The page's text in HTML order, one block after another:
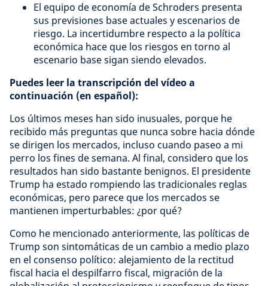
El equipo de economía de Schroders presenta
sus previsiones base actuales y escenarios de
riesgo. La incertidumbre respecto a la política
económica hace que los riesgos en torno al
escenario base sigan siendo elevados.
Puedes leer la transcripción del vídeo a
continuación (en español):
Los últimos meses han sido inusuales, porque he
recibido más preguntas que nunca sobre hacia dónde
se dirigen los mercados, incluso cuando paseo a mi
perro los fines de semana. Al final, considero que los
resultados han sido bastante benignos. El presidente
Trump ha estado rompiendo las tradicionales reglas
económicas, pero parece que los mercados se
mantienen imperturbables: ¿por qué?
Como he mencionado anteriormente, las políticas de
Trump son sintomáticas de un cambio a medio plazo
en el consenso político: alejamiento de la rectitud
fiscal hacia el despilfarro fiscal, migración de la